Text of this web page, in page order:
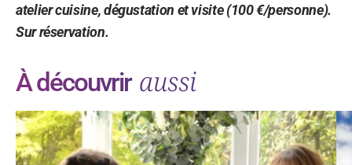
atelier cuisine, dégustation et visite (100 €/personne).
Sur réservation.
À découvrir aussi